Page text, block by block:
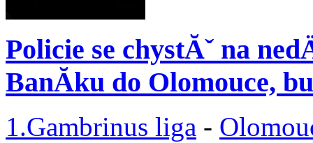
Policie se chystĂˇ na
BanĂ­ku do Olomouce,
1.Gambrinus liga -